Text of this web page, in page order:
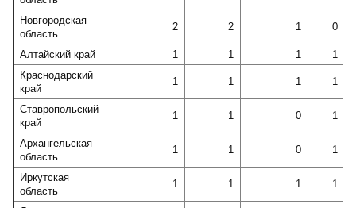
Новгородская
область
2 2 1 0
Алтайский край 1 1 1
1
Краснодарский
край
1 1 1 1
Ставропольский
край
1 1 0 1
Архангельская
область
1 1 0 1
Иркутская
область
1 1 1 1